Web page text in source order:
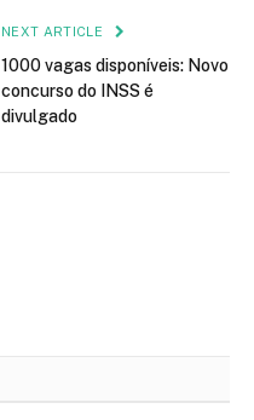
NEXT ARTICLE
1000 vagas disponíveis: Novo
concurso do INSS é
divulgado